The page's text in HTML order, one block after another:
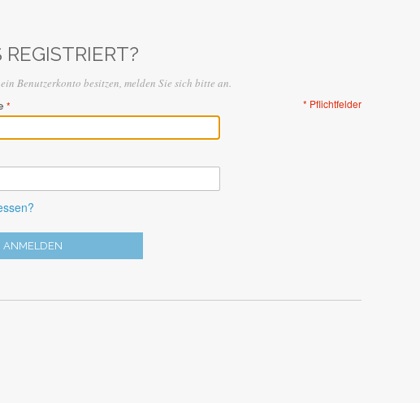
REGISTRIERT?
Benutzerkonto besitzen, melden Sie sich bitte an.
* Pflichtfelder
ANMELDEN